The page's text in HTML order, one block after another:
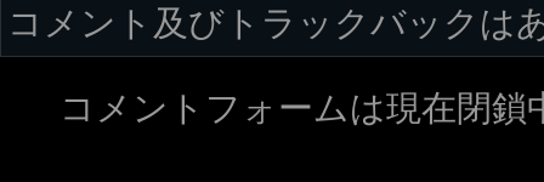
コメント及びトラックバックは
コメントフォームは現在閉鎖